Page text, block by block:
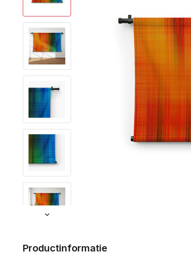
Productinformatie